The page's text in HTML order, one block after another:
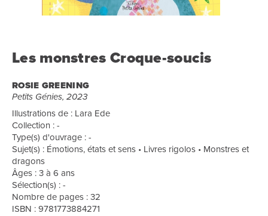
Les monstres Croque-soucis
ROSIE GREENING
Petits Génies, 2023
Illustrations de : Lara Ede
Collection : -
Type(s) d'ouvrage : -
Sujet(s) : Émotions, états et sens • Livres rigolos • Monstres et
dragons
Âges : 3 à 6 ans
Sélection(s) : -
Nombre de pages : 32
ISBN : 9781773884271